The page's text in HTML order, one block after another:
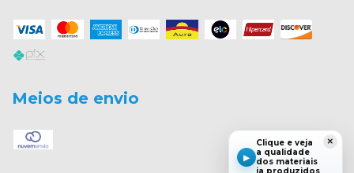
Meios de envio
×
▶
Clique e veja
a qualidade
dos materiais